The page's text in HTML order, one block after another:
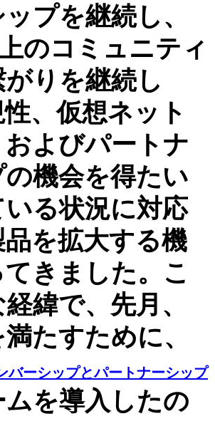
プを継続し、
のコミュニティ
りを継続し
、仮想ネット
およびパートナ
機会を得たい
いる状況に対応
品を拡大する機
きました。こ
緯で、先月、
たすために、
バーシップとパートナーシップ
を導入したの